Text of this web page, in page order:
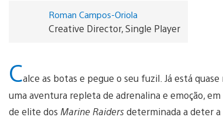
Roman Campos-Oriola
Creative Director, Single Player
Calce as botas e pegue o seu fuzil. Já está quase
uma aventura repleta de adrenalina e emoção,
de elite dos Marine Raidersdeterminada a deter a